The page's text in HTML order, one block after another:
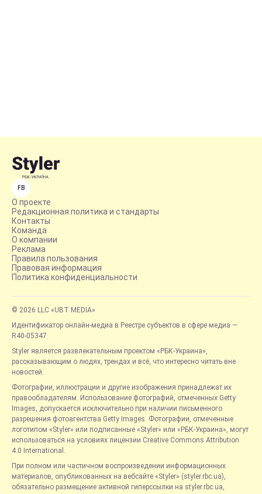
FB
О проекте
Редакционная политика и стандарты
Контакты
Команда
О компании
Реклама
Правила пользования
Правовая информация
Политика конфиденциальности
© 2026 LLC «UBT MEDIA»
Идентификатор онлайн-медиа в Реестре субъектов в сфере медиа —
R40-05347
Styler является развлекательным проектом «РБК-Украина»,
рассказывающим о людях, трендах и всё, что интересно читать вне
новостей.
Фотографии, иллюстрации и другие изображения принадлежат их
правообладателям. Использование фотографий, отмеченных Getty
Images, допускается исключительно при наличии письменного
разрешения фотоагентства Getty Images. Фотографии, отмеченные
логотипом «Styler» или подписанные «Styler» или «РБК-Украина», могут
использоваться на условиях лицензии Creative Commons Attribution
4.0 International.
При полном или частичном воспроизведении информационных
материалов, опубликованных на вебсайте «Styler» (styler.rbc.ua),
обязательно размещение активной гиперссылки на styler.rbc.ua,